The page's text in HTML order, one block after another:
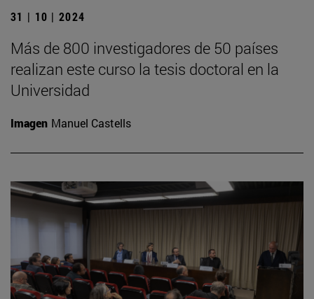
31 | 10 | 2024
Más de 800 investigadores de 50 países
realizan este curso la tesis doctoral en la
Universidad
Imagen Manuel Castells